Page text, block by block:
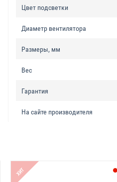
Цвет подсветки
Диаметр вентилятора
Размеры, мм
Вес
Гарантия
На сайте производителя
ХИТ